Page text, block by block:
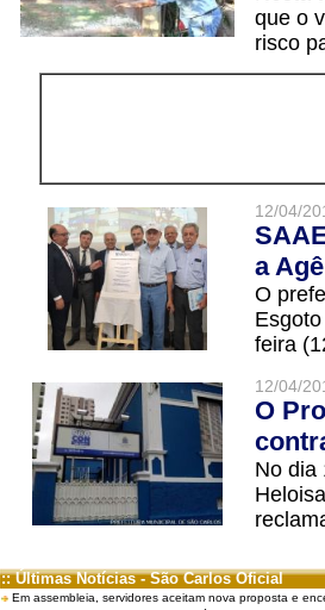
que o
risco
12/04/
a
O
feira
12/04/
O
No dia
:: Últimas Notícias - São Carlos Oficial
Em assembleia, servidores aceitam nova proposta e